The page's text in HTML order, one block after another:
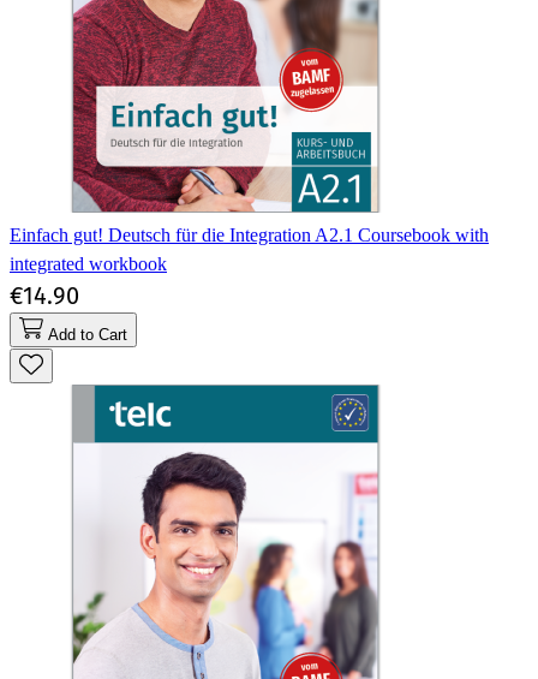
Einfach gut! Deutsch für die Integration A2.1 Coursebook with
integrated workbook
€14.90
Add to Cart